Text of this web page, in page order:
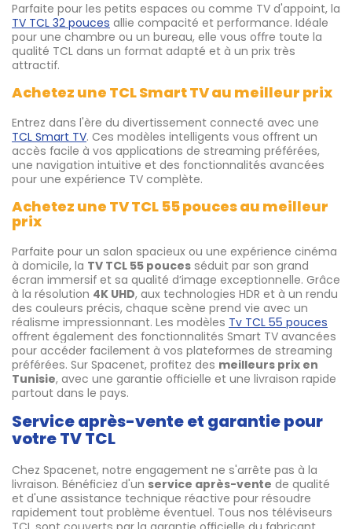
Parfaite pour les petits espaces ou comme TV d'appoint, la
TV TCL 32 pouces allie compacité et performance. Idéale
pour une chambre ou un bureau, elle vous offre toute la
qualité TCL dans un format adapté et à un prix très
attractif.
Achetez une TCL Smart TV au meilleur prix
Entrez dans l'ère du divertissement connecté avec une
TCL Smart TV. Ces modèles intelligents vous offrent un
accès facile à vos applications de streaming préférées,
une navigation intuitive et des fonctionnalités avancées
pour une expérience TV complète.
Achetez une TV TCL 55 pouces au meilleur
prix
Parfaite pour un salon spacieux ou une expérience cinéma
à domicile, la TV TCL 55 pouces séduit par son grand
écran immersif et sa qualité d’image exceptionnelle. Grâce
à la résolution 4K UHD, aux technologies HDR et à un rendu
des couleurs précis, chaque scène prend vie avec un
réalisme impressionnant. Les modèles Tv TCL 55 pouces
offrent également des fonctionnalités Smart TV avancées
pour accéder facilement à vos plateformes de streaming
préférées. Sur Spacenet, profitez des meilleurs prix en
Tunisie, avec une garantie officielle et une livraison rapide
partout dans le pays.
Service après-vente et garantie pour
votre TV TCL
Chez Spacenet, notre engagement ne s'arrête pas à la
livraison. Bénéficiez d'un service après-vente de qualité
et d'une assistance technique réactive pour résoudre
rapidement tout problème éventuel. Tous nos téléviseurs